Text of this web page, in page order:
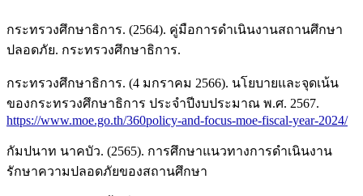
กระทรวงศึกษาธิการ. (2564). คู่มือการดำเนินงานสถานศึกษา
ปลอดภัย. กระทรวงศึกษาธิการ.
กระทรวงศึกษาธิการ. (4 มกราคม 2566). นโยบายและจุดเน้น
ของกระทรวงศึกษาธิการ ประจำปีงบประมาณ พ.ศ. 2567.
https://www.moe.go.th/360policy-and-focus-moe-fiscal-year-2024/
กัมปนาท นาคบัว. (2565). การศึกษาแนวทางการดำเนินงาน
รักษาความปลอดภัยของสถานศึกษา